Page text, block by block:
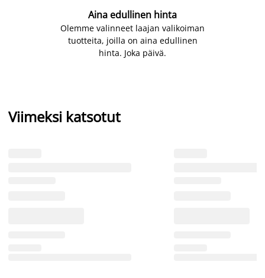
Aina edullinen hinta
Olemme valinneet laajan valikoiman
tuotteita, joilla on aina edullinen
hinta. Joka päivä.
Viimeksi katsotut